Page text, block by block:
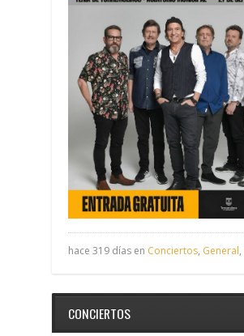
hace 319 días en Conciertos, General,
CONCIERTOS